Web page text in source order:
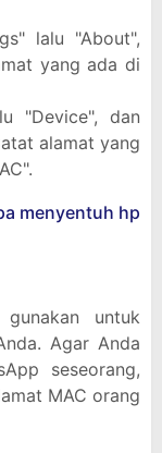
lalu "About",
yang ada di
"Device", dan
alamat yang
untuk
Agar Anda
seseorang,
MAC orang